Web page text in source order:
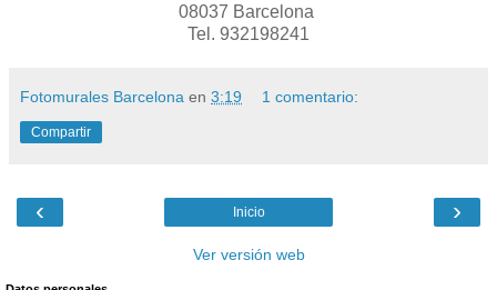
08037 Barcelona
Tel. 932198241
Fotomurales Barcelona en 3:19 1 comentario:
Compartir
‹ ›
Inicio
Ver versión web